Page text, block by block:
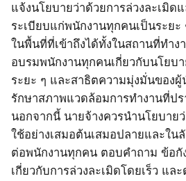
แจ้งนโยบายว่าด้วยการล่วงละเมิ
ระเบียบแก่พนักงานทุกคนเป็นระยะ
ในพื้นที่ที่เข้าถึงได้ทั้งในสถานที่ทำง
อบรมพนักงานทุกคนเกี่ยวกับนโยบ
ระยะ ๆ และสาธิตความมุ่งมั่นของผู้
รักษาสภาพแวดล้อมการทำงานที่ปร
นอกจากนี้ นายจ้างควรนำนโยบาย
ใช้อย่างเสมอต้นเสมอปลายและใ
ต่อพนักงานทุกคน ตอบคำถาม ข้อกั
เกี่ยวกับการล่วงละเมิดโดยเร็ว และ